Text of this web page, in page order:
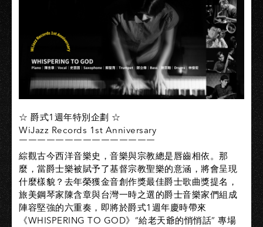
☆ 爵式1週年特別企劃 ☆
WiJazz Records 1st Anniversary
￣￣￣￣￣￣￣￣￣￣￣￣￣￣￣
綜觀古今西洋音樂史，音樂與宗教總是唇齒相依。那
麼，當爵士樂被賦予了基督宗教聖樂的意涵，將會呈現
什麼樣貌？去年榮獲金音創作獎最佳爵士歌曲獎提名，
旅美鋼琴家陳含章與台灣一時之選的爵士音樂家們組成
陣容堅強的六重奏，即將於爵式1週年慶時帶來
《WHISPERING TO GOD》“給老天爺的悄悄話” 專場